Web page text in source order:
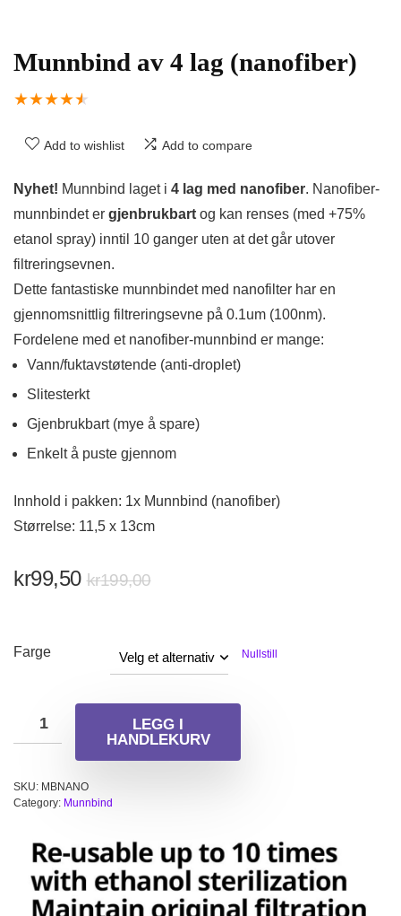
Munnbind av 4 lag (nanofiber)
★★★★★
Add to wishlist Add to compare
Nyhet! Munnbind laget i 4 lag med nanofiber. Nanofiber-
munnbindet er gjenbrukbart og kan renses (med +75%
etanol spray) inntil 10 ganger uten at det går utover
filtreringsevnen.
Dette fantastiske munnbindet med nanofilter har en
gjennomsnittlig filtreringsevne på 0.1um (100nm).
Fordelene med et nanofiber-munnbind er mange:
Vann/fuktavstøtende (anti-droplet)
Slitesterkt
Gjenbrukbart (mye å spare)
Enkelt å puste gjennom
Innhold i pakken: 1x Munnbind (nanofiber)
Størrelse: 11,5 x 13cm
kr199,00Opprinnelig
kr199,00.
kr99,50
Nåværende
kr99,50.
Farge Nullstill
LEGG I
HANDLEKURV
SKU: MBNANO
Category: Munnbind